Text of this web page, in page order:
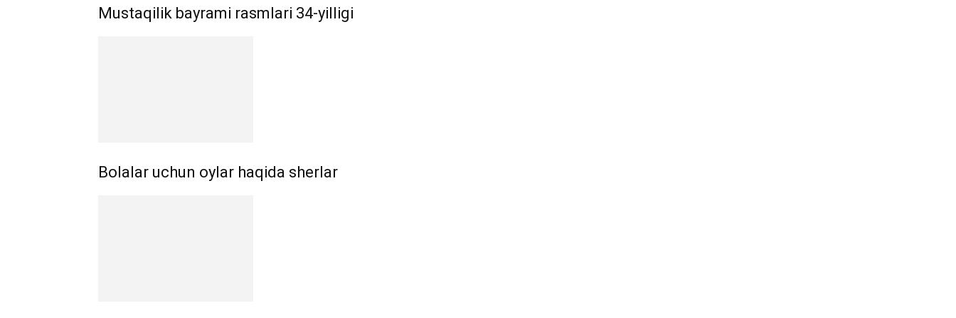
Mustaqilik bayrami rasmlari 34-yilligi
Bolalar uchun oylar haqida sherlar